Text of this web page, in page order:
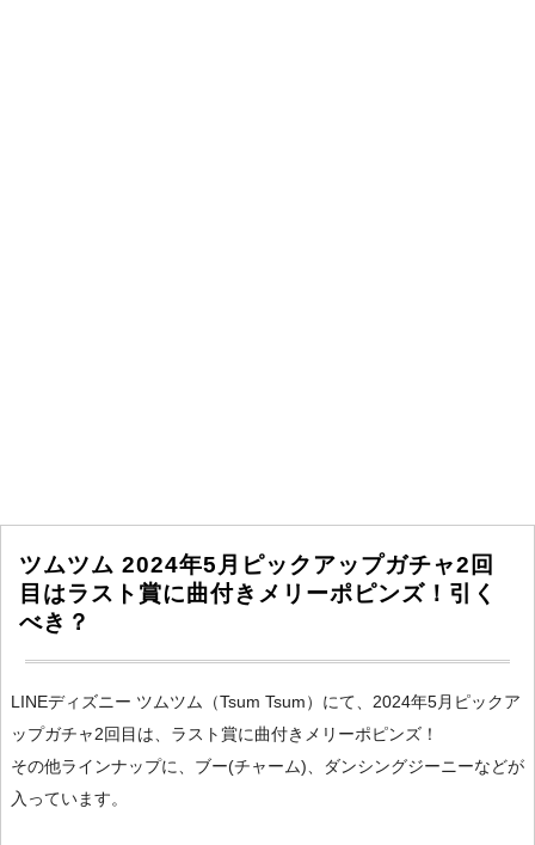
ツムツム 2024年5月ピックアップガチャ2回
目はラスト賞に曲付きメリーポピンズ！引く
べき？
LINEディズニー ツムツム（Tsum Tsum）にて、2024年5月ピックア
ップガチャ2回目は、ラスト賞に曲付きメリーポピンズ！
その他ラインナップに、ブー(チャーム)、ダンシングジーニーなどが
入っています。